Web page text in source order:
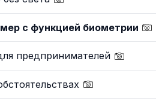
с функцией биометрии
предпринимателей